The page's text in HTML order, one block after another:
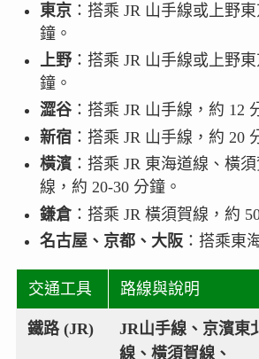
東京：搭乘 JR 山手線或上野
鐘。
上野：搭乘 JR 山手線或上野
鐘。
澀谷：搭乘 JR 山手線，約 12
新宿：搭乘 JR 山手線，約 20
橫濱：搭乘 JR 東海道線、橫
線，約 20-30 分鐘。
鎌倉：搭乘 JR 橫須賀線，約
名古屋、京都、大阪：搭乘東
交通工具 路線與說明
鐵路 (JR)
JR山手線、京濱東
線、橫須賀線、